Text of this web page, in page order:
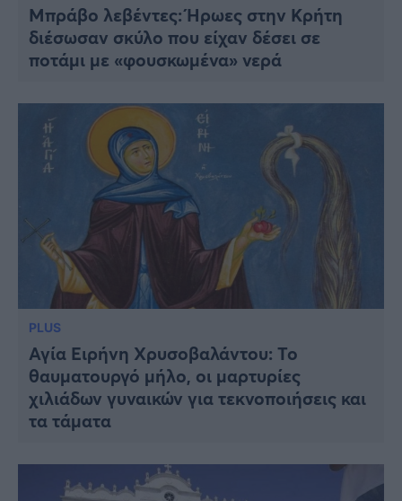
Μπράβο λεβέντες: Ήρωες στην Κρήτη
διέσωσαν σκύλο που είχαν δέσει σε
ποτάμι με «φουσκωμένα» νερά
PLUS
Αγία Ειρήνη Χρυσοβαλάντου: Το
θαυματουργό μήλο, οι μαρτυρίες
χιλιάδων γυναικών για τεκνοποιήσεις και
τα τάματα